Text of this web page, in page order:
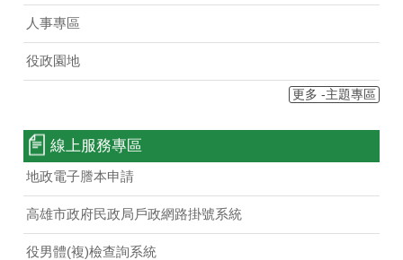
人事專區
役政園地
更多 -主題專區
線上服務專區
地政電子謄本申請
高雄市政府民政局戶政網路掛號系統
役男體(複)檢查詢系統